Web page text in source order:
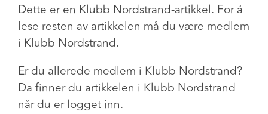
Dette er en Klubb Nordstrand-artikkel. For å
lese resten av artikkelen må du være medlem
i Klubb Nordstrand.
Er du allerede medlem i Klubb Nordstrand?
Da finner du artikkelen i Klubb Nordstrand
når du er logget inn.